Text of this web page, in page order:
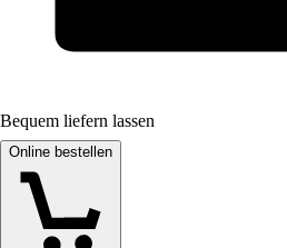
Bequem liefern lassen
Online bestellen